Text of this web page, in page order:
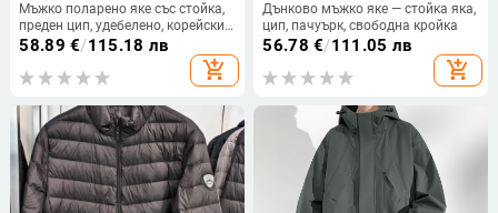
Мъжко поларено яке със стойка,
преден цип, удебелено, корейски
стил
58.89 €/115.18 лв
add_shopping_cart
Дънково мъжко яке — стойка яка,
цип, пачуърк, свободна кройка
56.78 €/111.05 лв
add_shopping_cart